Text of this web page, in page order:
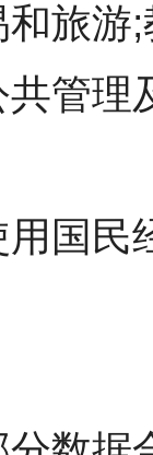
和旅
管理
国民